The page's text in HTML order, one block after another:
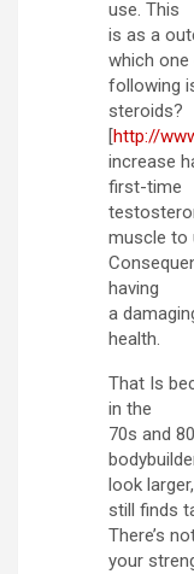
use. This
is as a
which
following
steroids?
http://
increase
first-time
muscle to
having
a
health.
That Is
in the
70s and
look
still finds
There’s
your